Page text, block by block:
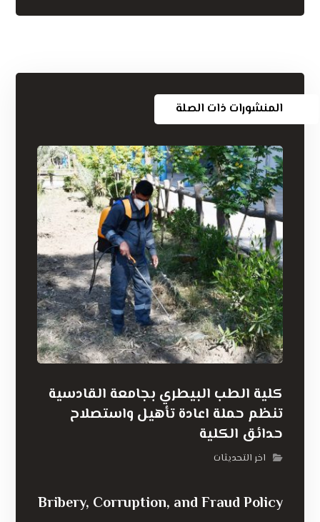
المنشورات ذات الصلة
كلية الطب البيطري بجامعة القادسية
تنظم حملة اعادة تأهيل واستصلاح
حدائق الكلية
اخر التحديثات
Bribery, Corruption, and Fraud Policy